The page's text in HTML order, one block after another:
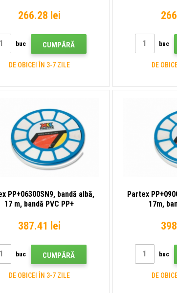
266.28 lei
buc CUMPĂRĂ
DE OBICEI ÎN 3-7 ZILE
buc
DE
PP+06300SN9, bandă albă,
17 m, bandă PVC PP+
387.41 lei
buc CUMPĂRĂ
DE OBICEI ÎN 3-7 ZILE
Partex
17m,
buc
DE